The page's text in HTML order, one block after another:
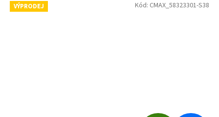
VÝPRODEJ Kód: CMAX_58323301-S38